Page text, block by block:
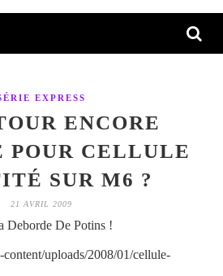
EXPRESS
ENCORE
POUR CELLULE
SUR M6 ?
21 AVRIL 2009
Deborde De Potins !